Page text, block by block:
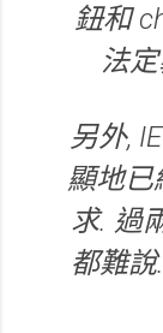
鈕和
法
另外,
顯地已
求. 過
都難